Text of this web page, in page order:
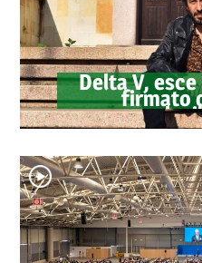
Delta V,
firmato
anche